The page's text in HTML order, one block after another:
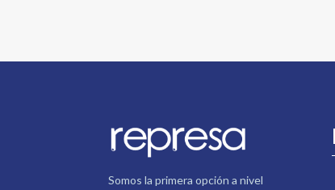
Somos la primera opción a nivel